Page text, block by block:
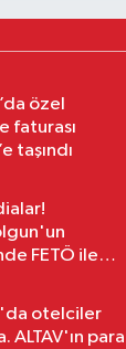
özel
faturası
taşındı
FETÖ ile
otelciler
ALTAV'ın para